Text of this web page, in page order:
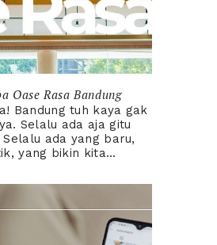
Oase Rasa Bandung
Bandung tuh kaya gak
Selalu ada aja gitu
ada yang baru,
yang bikin kita...